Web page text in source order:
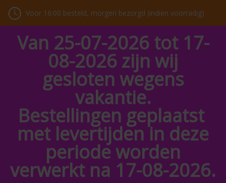
Voor 16:00 besteld, morgen bezorgd (indien voorradig)
Van 25-07-2026 tot 17-
08-2026 zijn wij
gesloten wegens
vakantie.
Bestellingen geplaatst
met levertijden in deze
periode worden
verwerkt na 17-08-2026.